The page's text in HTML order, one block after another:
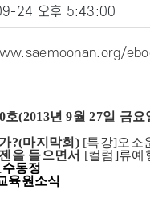
24 오후 5:43:00
호(2013년 9월 27일 금요
?(마지막회) [특강]오소
을 들으면서 [컬럼]류예
동정
육원소식